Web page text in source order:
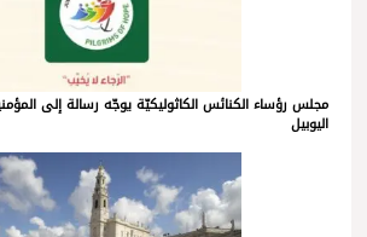
مجلس رؤساء الكنائس الكاثوليكيّة يوجّه رسالة إلى
اليوبيل